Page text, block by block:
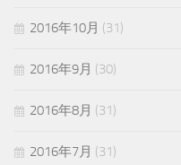
2016年10月 (31)
2016年9月 (30)
2016年8月 (31)
2016年7月 (31)